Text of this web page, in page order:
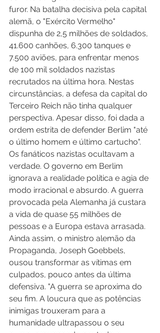
furor. Na batalha decisiva pela capital
alemã, o "Exército Vermelho"
dispunha de 2,5 milhões de soldados,
41.600 canhões, 6.300 tanques e
7.500 aviões, para enfrentar menos
de 100 mil soldados nazistas
recrutados na última hora. Nestas
circunstâncias, a defesa da capital do
Terceiro Reich não tinha qualquer
perspectiva. Apesar disso, foi dada a
ordem estrita de defender Berlim "até
o último homem e último cartucho".
Os fanáticos nazistas ocultavam a
verdade. O governo em Berlim
ignorava a realidade política e agia de
modo irracional e absurdo. A guerra
provocada pela Alemanha já custara
a vida de quase 55 milhões de
pessoas e a Europa estava arrasada.
Ainda assim, o ministro alemão da
Propaganda, Joseph Goebbels,
ousou transformar as vítimas em
culpados, pouco antes da última
defensiva. "A guerra se aproxima do
seu fim. A loucura que as potências
inimigas trouxeram para a
humanidade ultrapassou o seu